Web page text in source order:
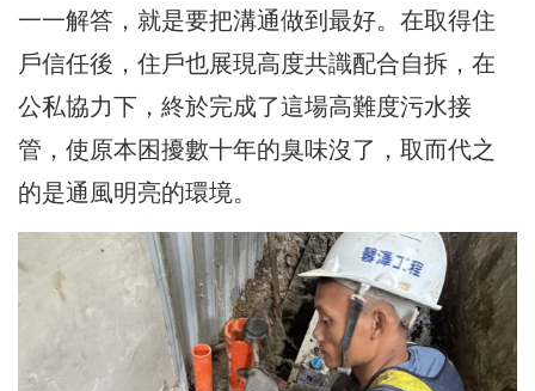
一一解答，就是要把溝通做到最好。在取得住
戶信任後，住戶也展現高度共識配合自拆，在
公私協力下，終於完成了這場高難度污水接
管，使原本困擾數十年的臭味沒了，取而代之
的是通風明亮的環境。